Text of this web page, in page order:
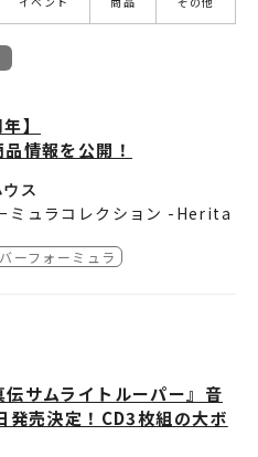
】
情報を公開！
ス
ミュラコレクション -Herita
ーフォーミュラ ゼニスアス
ロールアウトならではの特
美麗に再現。さらにゼニス
資料や製作陣のコメントを収
を付属。コレクションとして
たプレミアム仕様での商品化
歌“I'll come"(OPテー
テーマ) が、TVシリーズ
して、復刻CDシングル＋初
ーフォーミュラ
サムライトルーパー』音
売決定！CD3枚組の大ボ